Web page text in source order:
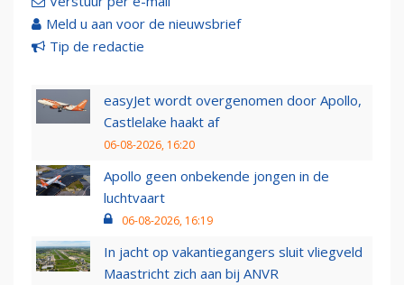
Meld u aan voor de nieuwsbrief
Tip de redactie
easyJet wordt overgenomen door Apollo,
Castlelake haakt af
06-08-2026, 16:20
Apollo geen onbekende jongen in de
luchtvaart
06-08-2026, 16:19
In jacht op vakantiegangers sluit vliegveld
Maastricht zich aan bij ANVR